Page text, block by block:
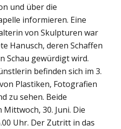
und über die
informieren. Eine
von Skulpturen war
Hanusch, deren Schaffen
Schau gewürdigt wird.
befinden sich im 3.
Plastiken, Fotografien
zu sehen. Beide
30. Juni. Die
Uhr. Der Zutritt in das